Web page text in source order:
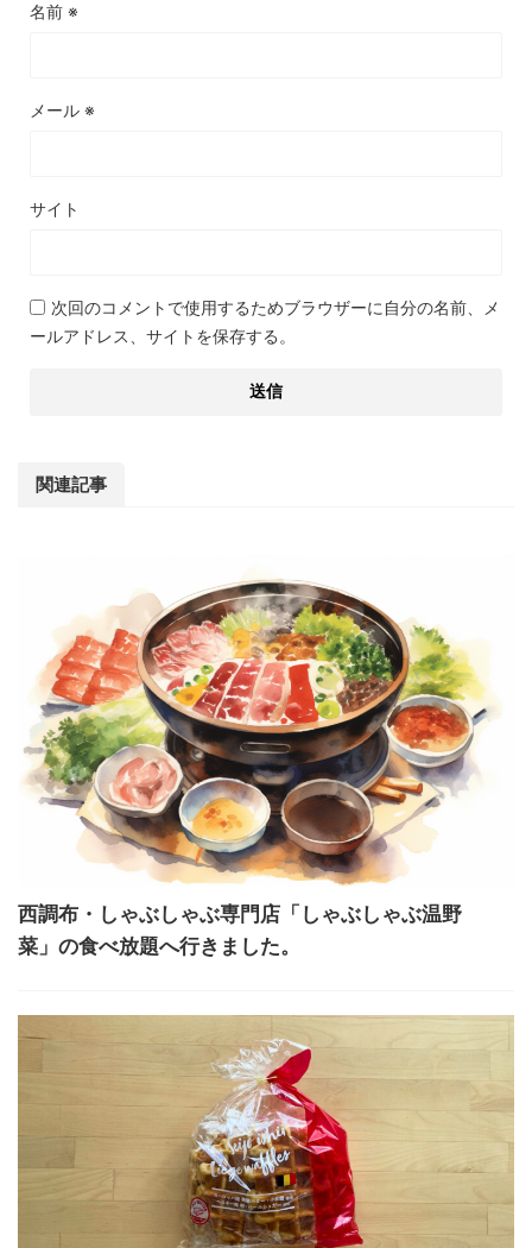
名前 ※
メール ※
サイト
次回のコメントで使用するためブラウザーに自分の名前、メ
ールアドレス、サイトを保存する。
関連記事
西調布・しゃぶしゃぶ専門店「しゃぶしゃぶ温野
菜」の食べ放題へ行きました。